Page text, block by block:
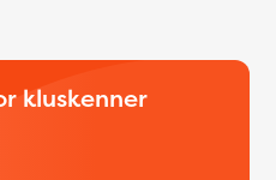
kluskenner